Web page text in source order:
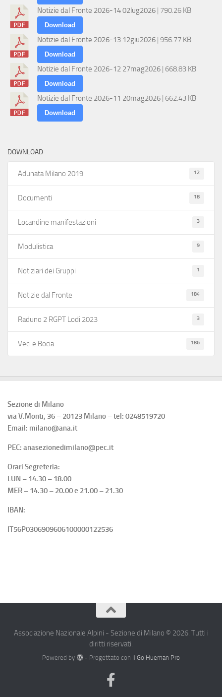
Notizie dal Fronte 2026-14 02lug2026 | 790.26 KB
Download
Notizie dal Fronte 2026-13 12giu2026 | 956.77 KB
Download
Notizie dal Fronte 2026-12 27mag2026 | 668.83 KB
Download
Notizie dal Fronte 2026-11 20mag2026 | 662.43 KB
Download
DOWNLOAD
Adunata Milano 2019 12
Documenti 18
Locandine manifestazioni 3
Modulistica 9
Notiziari dei Gruppi 1
Notizie dal Fronte 184
Raduno 2 RGPT Lodi 2023 3
Veci e Bocia 186
Sezione di Milano
via V.Monti, 36 – 20123 Milano – tel: 0248519720
Email: milano@ana.it
PEC: anasezionedimilano@pec.it
Orari Segreteria:
LUN – 14.30 – 18.00
MER – 14.30 – 20.00 e 21.00 – 21.30
IBAN:
IT56P0306909606100000122536
Associazione Nazionale Alpini - Sezione di Milano © 2026. Tutti i
diritti riservati.
Powered by - Progettato con il Go Hueman Pro